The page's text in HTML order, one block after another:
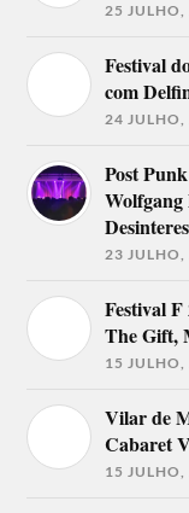
25
Festival
com
24
Post
Wolfgang
23
Festival
The Gift,
15
Vilar de
Cabaret
15